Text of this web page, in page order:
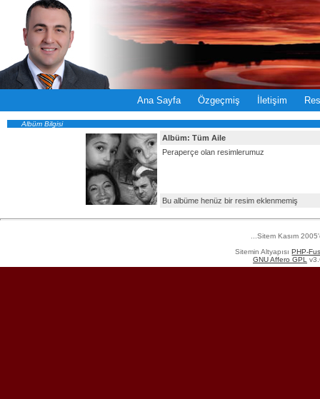
Ana Sayfa Özgeçmiş İletişim
Albüm Bilgisi
Albüm: Tüm Aile
Peraperçe olan resimlerumuz
Bu albüme henüz bir resim eklenmemiş
...Sitem Kasım
Sitemin AltyapısıPHP-
GNU Affero GPL